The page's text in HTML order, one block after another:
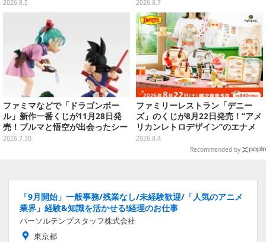
にできるステッカーを収録
2026.8.5 2026.8.7
ファミマなどで「ドラゴンボー
ル」新作一番くじが11月28日発
売！ブルマと悟空が出会ったシー
ンや、牛魔王の車で飛び回るウー
2026.7.30
ファミリーレストラン「デニー
ズ」のくじが8月22日発売！“アメ
リカンレトロデザイン”のエナメ
ルバッグやTシャツなど、日常使
いできるグッズを用意
2026.8.4
Recommended by
「9月開始」一般事務/残業なし/未経験歓迎/「人気のアニメ
業界」経験&知識を活かせる!経理のお仕事
パーソルテンプスタッフ株式会社
東京都